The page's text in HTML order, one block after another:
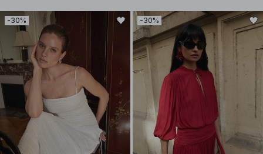
-30% -30%